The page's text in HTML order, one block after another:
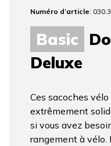
Numéro d’article:
Basic
Deluxe
Ces sacoches
extrêmement
si vous avez
rangement à vélo.